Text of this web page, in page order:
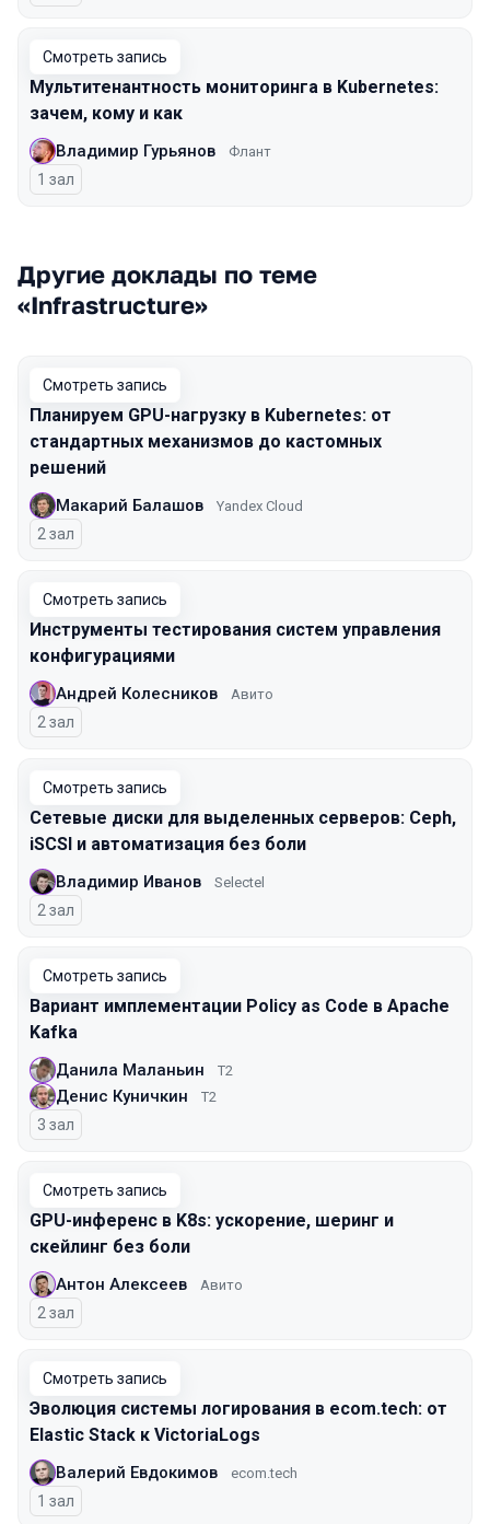
Смотреть запись
Мультитенантность мониторинга в Kubernetes:
зачем, кому и как
Владимир Гурьянов Флант
1 зал
Другие доклады по теме
«Infrastructure»
Смотреть запись
Планируем GPU-нагрузку в Kubernetes: от
стандартных механизмов до кастомных
решений
Макарий Балашов Yandex Cloud
2 зал
Смотреть запись
Инструменты тестирования систем управления
конфигурациями
Андрей Колесников Авито
2 зал
Смотреть запись
Сетевые диски для выделенных серверов: Ceph,
iSCSI и автоматизация без боли
Владимир Иванов Selectel
2 зал
Смотреть запись
Вариант имплементации Policy as Code в Apache
Kafka
Данила Маланьин T2
Денис Куничкин T2
3 зал
Смотреть запись
GPU-инференс в K8s: ускорение, шеринг и
скейлинг без боли
Антон Алексеев Авито
2 зал
Смотреть запись
Эволюция системы логирования в ecom.tech: от
Elastic Stack к VictoriaLogs
Валерий Евдокимов ecom.tech
1 зал